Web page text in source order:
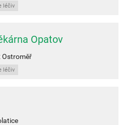
léčiv
Opatov
Ostroměř
léčiv